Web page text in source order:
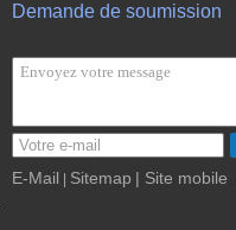
Demande de soumission
E-Mail Sitemap | Site mobile